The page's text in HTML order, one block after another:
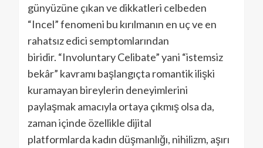
günyüzüne çıkan ve dikkatleri celbeden
“Incel” fenomeni bu kırılmanın en uç ve en
rahatsız edici semptomlarından
biridir. “Involuntary Celibate” yani “istemsiz
bekâr” kavramı başlangıçta romantik ilişki
kuramayan bireylerin deneyimlerini
paylaşmak amacıyla ortaya çıkmış olsa da,
zaman içinde özellikle dijital
platformlarda kadın düşmanlığı, nihilizm, aşırı